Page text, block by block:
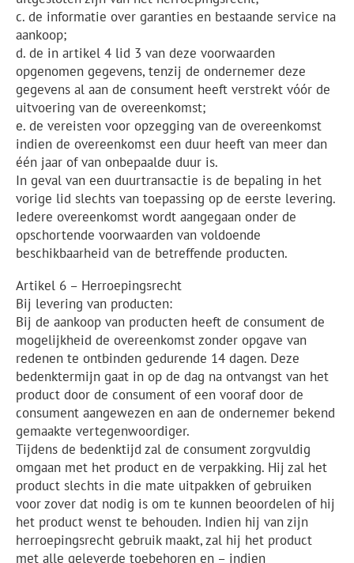
c. de informatie over garanties en bestaande service na
aankoop;
d. de in artikel 4 lid 3 van deze voorwaarden
opgenomen gegevens, tenzij de ondernemer deze
gegevens al aan de consument heeft verstrekt vóór de
uitvoering van de overeenkomst;
e. de vereisten voor opzegging van de overeenkomst
indien de overeenkomst een duur heeft van meer dan
één jaar of van onbepaalde duur is.
In geval van een duurtransactie is de bepaling in het
vorige lid slechts van toepassing op de eerste levering.
Iedere overeenkomst wordt aangegaan onder de
opschortende voorwaarden van voldoende
beschikbaarheid van de betreffende producten.
Artikel 6 – Herroepingsrecht
Bij levering van producten:
Bij de aankoop van producten heeft de consument de
mogelijkheid de overeenkomst zonder opgave van
redenen te ontbinden gedurende 14 dagen. Deze
bedenktermijn gaat in op de dag na ontvangst van het
product door de consument of een vooraf door de
consument aangewezen en aan de ondernemer bekend
gemaakte vertegenwoordiger.
Tijdens de bedenktijd zal de consument zorgvuldig
omgaan met het product en de verpakking. Hij zal het
product slechts in die mate uitpakken of gebruiken
voor zover dat nodig is om te kunnen beoordelen of hij
het product wenst te behouden. Indien hij van zijn
herroepingsrecht gebruik maakt, zal hij het product
met alle geleverde toebehoren en – indien